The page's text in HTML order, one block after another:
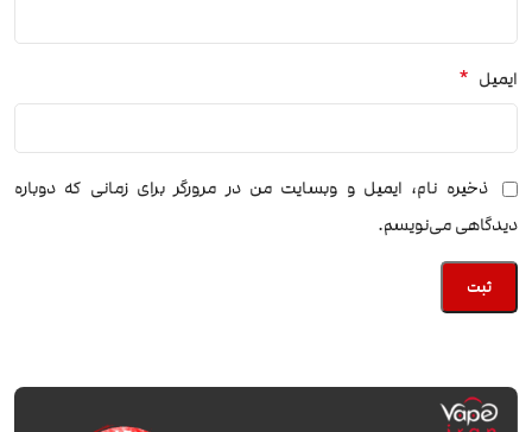
ایمیل *
ذخیره نام، ایمیل و وبسایت من در مرورگر برای زمانی که دوباره
دیدگاهی می‌نویسم.